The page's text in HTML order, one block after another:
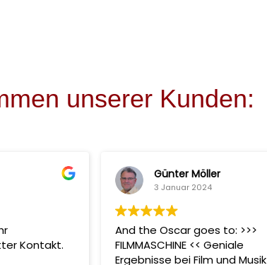
unserer Kunden:
Kontakt.
Günter Möller
3 Januar 2024
And the Oscar goes to: >>>
FILMMASCHINE << Geniale
Ergebnisse bei Film und Musik